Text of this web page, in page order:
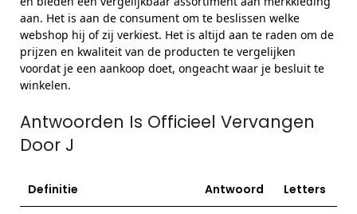
aan. Het is aan de consument om te beslissen welke
webshop hij of zij verkiest. Het is altijd aan te raden om de
prijzen en kwaliteit van de producten te vergelijken
voordat je een aankoop doet, ongeacht waar je besluit te
winkelen.
Antwoorden Is Officieel Vervangen
Door J
Definitie Antwoord Letters